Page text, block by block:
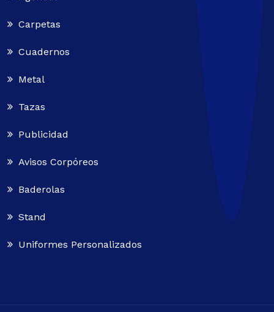
Carpetas
Cuadernos
Metal
Tazas
Publicidad
Avisos Corpóreos
Baderolas
Stand
Uniformes Personalizados